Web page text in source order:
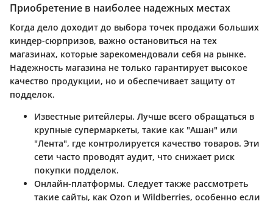
Приобретение в наиболее надежных местах
Когда дело доходит до выбора точек продажи больших
киндер-сюрпризов, важно остановиться на тех
магазинах, которые зарекомендовали себя на рынке.
Надежность магазина не только гарантирует высокое
качество продукции, но и обеспечивает защиту от
подделок.
Известные ритейлеры. Лучше всего обращаться в
крупные супермаркеты, такие как "Ашан" или
"Лента", где контролируется качество товаров. Эти
сети часто проводят аудит, что снижает риск
покупки подделок.
Онлайн-платформы. Следует также рассмотреть
такие сайты, как Ozon и Wildberries, особенно если